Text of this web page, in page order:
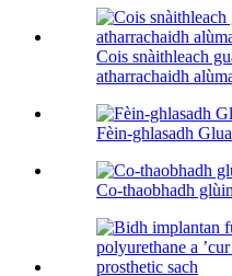
Cois snàithleach
atharrachaidh
Fèin-ghlasadh
Co-thaobhadh